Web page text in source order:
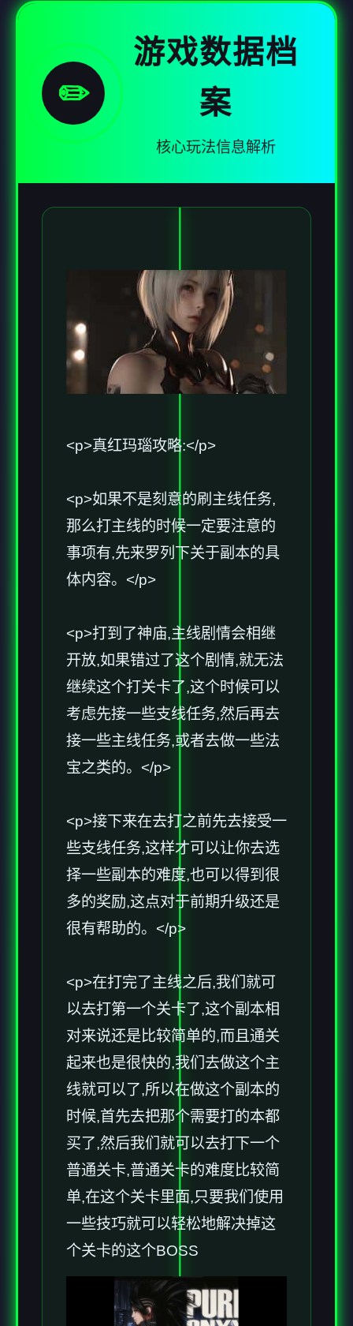
✏️
游戏数据档
案
核心玩法信息解析
<p>真红玛瑙攻略:</p>
<p>如果不是刻意的刷主线任务,
那么打主线的时候一定要注意的
事项有,先来罗列下关于副本的具
体内容。</p>
<p>打到了神庙,主线剧情会相继
开放,如果错过了这个剧情,就无法
继续这个打关卡了,这个时候可以
考虑先接一些支线任务,然后再去
接一些主线任务,或者去做一些法
宝之类的。</p>
<p>接下来在去打之前先去接受一
些支线任务,这样才可以让你去选
择一些副本的难度,也可以得到很
多的奖励,这点对于前期升级还是
很有帮助的。</p>
<p>在打完了主线之后,我们就可
以去打第一个关卡了,这个副本相
对来说还是比较简单的,而且通关
起来也是很快的,我们去做这个主
线就可以了,所以在做这个副本的
时候,首先去把那个需要打的本都
买了,然后我们就可以去打下一个
普通关卡,普通关卡的难度比较简
单,在这个关卡里面,只要我们使用
一些技巧就可以轻松地解决掉这
个关卡的这个BOSS